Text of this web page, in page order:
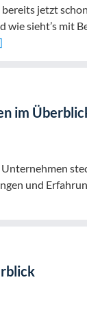
jetzt
wie sieht’s mit
im
und